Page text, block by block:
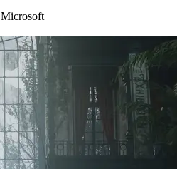
Microsoft